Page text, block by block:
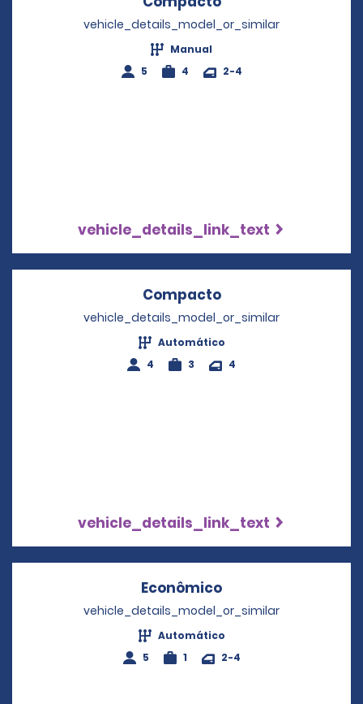
vehicle_details_model_or_similar
Manual
5
4 2-4
vehicle_details_link_text
CompactoOpens in a new
vehicle_details_model_or_similar
Automático
4
3 4
vehicle_details_link_text
Econômico
vehicle_details_model_or_similar
Automático
5
1 2-4